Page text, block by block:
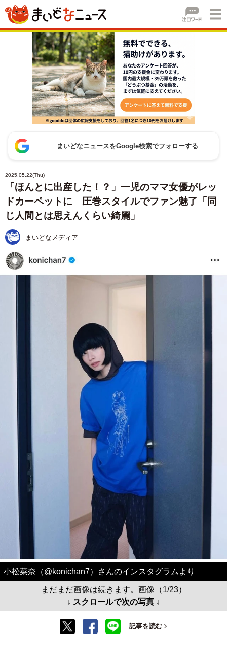
まいどなニュースをGoogle検索でフォローする
2025.05.22(Thu)
「ほんとに出産した！？」一児のママ女優がレッ
ドカーペットに 圧巻スタイルでファン魅了「同
じ人間とは思えんくらい綺麗」
まいどなメディア
小松菜奈（@konichan7）さんのインスタグラムより
まだまだ画像は続きます。画像（1/23）
↓ スクロールで次の写真 ↓
記事を読む